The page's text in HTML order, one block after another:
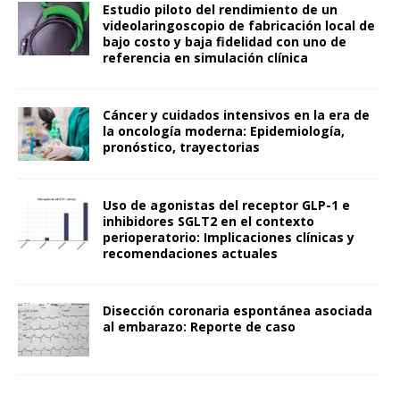
Estudio piloto del rendimiento de un
videolaringoscopio de fabricación local de
bajo costo y baja fidelidad con uno de
referencia en simulación clínica
Cáncer y cuidados intensivos en la era de
la oncología moderna: Epidemiología,
pronóstico, trayectorias
Uso de agonistas del receptor GLP-1 e
inhibidores SGLT2 en el contexto
perioperatorio: Implicaciones clínicas y
recomendaciones actuales
Disección coronaria espontánea asociada
al embarazo: Reporte de caso